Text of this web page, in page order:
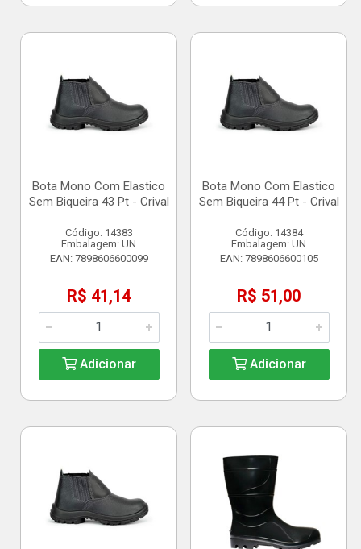
Bota Mono Com Elastico
Sem Biqueira 43 Pt - Crival
Código: 14383
Embalagem: UN
EAN: 7898606600099
R$ 41,14
Adicionar
Bota Mono Com Elastico
Sem Biqueira 44 Pt - Crival
Código: 14384
Embalagem: UN
EAN: 7898606600105
R$ 51,00
Adicionar